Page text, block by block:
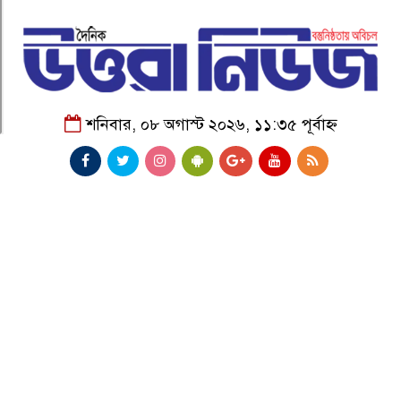
শনিবার, ০৮ অগাস্ট ২০২৬, ১১:৩৫ পূর্বাহ্ন